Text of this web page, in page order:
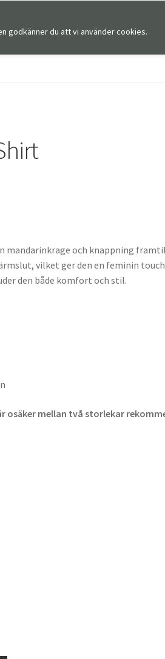
godkänner du att vi använder cookies.
0,00kr
mandarinkrage och knappning
vilket ger den en feminin
den både komfort och stil.
osäker mellan två storlekar